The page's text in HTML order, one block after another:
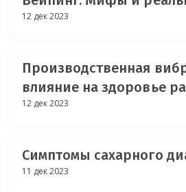
12 дек 2023
Производственная
влияние на здоровье
и профилактика
12 дек 2023
Симптомы сахарного
11 дек 2023